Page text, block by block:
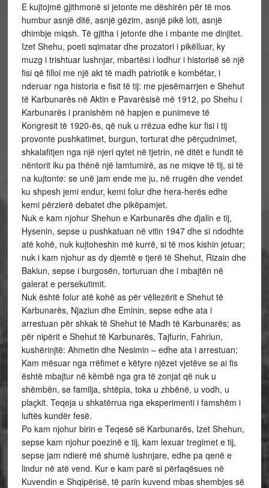
E kujtojmë gjithmonë si jetonte me dëshirën për të mos
humbur asnjë ditë, asnjë gëzim, asnjë pikë loti, asnjë
dhimbje miqsh. Të gjitha i jetonte dhe i mbante me dinjitet.
Izet Shehu, poeti sqimatar dhe prozatori i pikëlluar, ky
muzg i trishtuar lushnjar, mbartësi i lodhur i historisë së një
fisi që filloi me një akt të madh patriotik e kombëtar, i
nderuar nga historia e fisit të tij: me pjesëmarrjen e Shehut
të Karbunarës në Aktin e Pavarësisë më 1912, po Shehu i
Karbunarës i pranishëm në hapjen e punimeve të
Kongresit të 1920-ës, që nuk u rrëzua edhe kur fisi i tij
provonte pushkatimet, burgun, torturat dhe përçudnimet,
shkalafitjen nga një njeri qytet në tjetrin, në ditët e fundit të
nëntorit iku pa thënë një lamtumirë, as ne miqve të tij, si të
na kujtonte: se unë jam ende me ju, në rrugën dhe vendet
ku shpesh jemi endur, kemi folur dhe hera-herës edhe
kemi përzierë debatet dhe pikëpamjet.
Nuk e kam njohur Shehun e Karbunarës dhe djalin e tij,
Hysenin, sepse u pushkatuan në vitin 1947 dhe si ndodhte
atë kohë, nuk kujtoheshin më kurrë, si të mos kishin jetuar;
nuk i kam njohur as dy djemtë e tjerë të Shehut, Rizain dhe
Bakiun, sepse i burgosën, torturuan dhe i mbajtën në
galerat e persekutimit.
Nuk është folur atë kohë as për vëllezërit e Shehut të
Karbunarës, Njaziun dhe Eminin, sepse edhe ata i
arrestuan për shkak të Shehut të Madh të Karbunarës; as
për nipërit e Shehut të Karbunarës, Tajfurin, Fahriun,
kushërinjtë: Ahmetin dhe Nesimin – edhe ata i arrestuan;
Kam mësuar nga rrëfimet e këtyre njëzet vjetëve se ai fis
është mbajtur në këmbë nga gra të zonjat që nuk u
shëmbën, se familja, shtëpia, toka u zhbënë, u vodh, u
plaçkit. Teqeja u shkatërrua nga eksperimenti i famshëm i
luftës kundër fesë.
Po kam njohur birin e Teqesë së Karbunarës, Izet Shehun,
sepse kam njohur poezinë e tij, kam lexuar tregimet e tij,
sepse jam ndierë më shumë lushnjare, edhe pa qenë e
lindur në atë vend. Kur e kam parë si përfaqësues në
Kuvendin e Shqipërisë, të parin kuvend mbas shembjes së